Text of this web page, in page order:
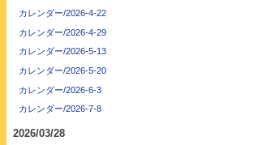
カレンダー/2026-4-22
カレンダー/2026-4-29
カレンダー/2026-5-13
カレンダー/2026-5-20
カレンダー/2026-6-3
カレンダー/2026-7-8
2026/03/28